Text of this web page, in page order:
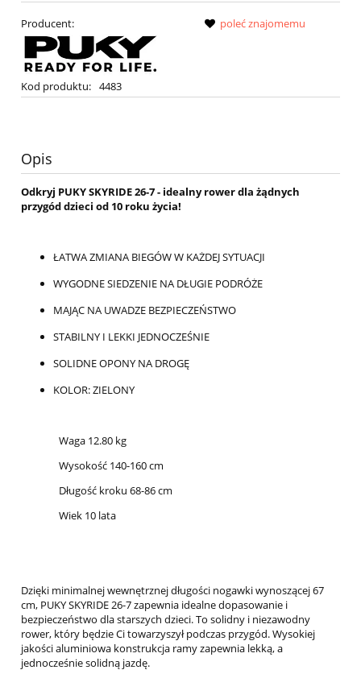
Producent:
Kod produktu: 4483
poleć znajomemu
Opis
Odkryj PUKY SKYRIDE 26-7 - idealny rower dla żądnych
przygód dzieci od 10 roku życia!
ŁATWA ZMIANA BIEGÓW W KAŻDEJ SYTUACJI
WYGODNE SIEDZENIE NA DŁUGIE PODRÓŻE
MAJĄC NA UWADZE BEZPIECZEŃSTWO
STABILNY I LEKKI JEDNOCZEŚNIE
SOLIDNE OPONY NA DROGĘ
KOLOR: ZIELONY
Waga 12.80 kg
Wysokość 140-160 cm
Długość kroku 68-86 cm
Wiek 10 lata
Dzięki minimalnej wewnętrznej długości nogawki wynoszącej 67
cm, PUKY SKYRIDE 26-7 zapewnia idealne dopasowanie i
bezpieczeństwo dla starszych dzieci. To solidny i niezawodny
rower, który będzie Ci towarzyszył podczas przygód. Wysokiej
jakości aluminiowa konstrukcja ramy zapewnia lekką, a
jednocześnie solidną jazdę.